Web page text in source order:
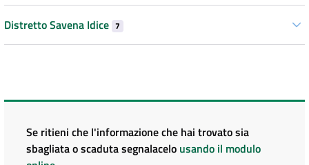
Distretto Savena Idice 7
Se ritieni che l'informazione che hai trovato sia
sbagliata o scaduta segnalacelo usando il modulo